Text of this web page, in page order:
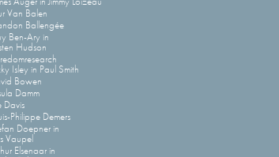
Van Balen
Ballengée
Ben-Ary in
Hudson
Isley in Paul Smith
Bowen
Damm
Davis
Philippe Demers
Doepner in
Vaupel
Elsenaar in